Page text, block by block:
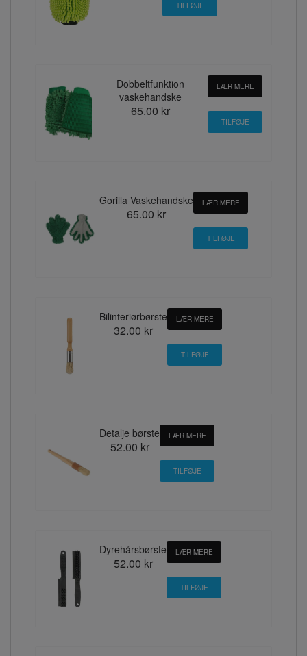
Dobbeltfunktion
vaskehandske
65.00 kr
LÆR MERE
Gorilla Vaskehandske
65.00 kr
LÆR MERE
Bilinteriørbørste
32.00 kr
LÆR MERE
Detalje børste
52.00 kr
LÆR MERE
Dyrehårsbørste
52.00 kr
LÆR MERE